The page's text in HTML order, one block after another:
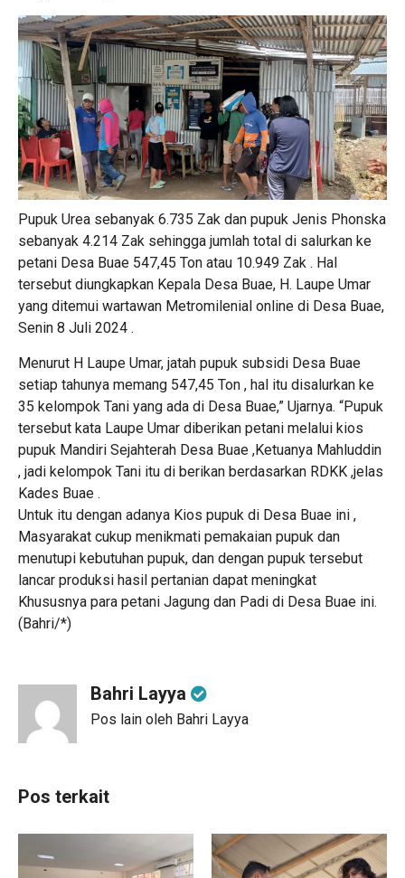
Pupuk Urea sebanyak 6.735 Zak dan pupuk Jenis Phonska
sebanyak 4.214 Zak sehingga jumlah total di salurkan ke
petani Desa Buae 547,45 Ton atau 10.949 Zak . Hal
tersebut diungkapkan Kepala Desa Buae, H. Laupe Umar
yang ditemui wartawan Metromilenial online di Desa Buae,
Senin 8 Juli 2024 .
Menurut H Laupe Umar, jatah pupuk subsidi Desa Buae
setiap tahunya memang 547,45 Ton , hal itu disalurkan ke
35 kelompok Tani yang ada di Desa Buae,” Ujarnya. “Pupuk
tersebut kata Laupe Umar diberikan petani melalui kios
pupuk Mandiri Sejahterah Desa Buae ,Ketuanya Mahluddin
, jadi kelompok Tani itu di berikan berdasarkan RDKK ,jelas
Kades Buae .
Untuk itu dengan adanya Kios pupuk di Desa Buae ini ,
Masyarakat cukup menikmati pemakaian pupuk dan
menutupi kebutuhan pupuk, dan dengan pupuk tersebut
lancar produksi hasil pertanian dapat meningkat
Khususnya para petani Jagung dan Padi di Desa Buae ini.
(Bahri/*)
Bahri Layya
Pos lain oleh Bahri Layya
Pos terkait